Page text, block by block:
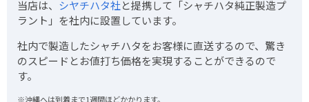
当店は、 シヤチハタ社と提携して「シャチハタ純正製造プ
ラント」を社内に設置しています。
社内で製造したシャチハタをお客様に直送するので、驚き
のスピードとお値打ち価格を実現することができるので
す。
※沖縄へは到着まで1週間ほどかかります。